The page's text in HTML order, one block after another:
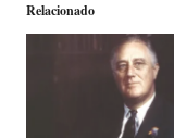
Relacionado